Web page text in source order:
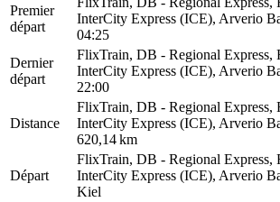
Premier
départ
InterCity Express (ICE), Arverio
04:25
Dernier
départ
FlixTrain, DB - Regional Express,
InterCity Express (ICE), Arverio
22:00
Distance
FlixTrain, DB - Regional Express,
InterCity Express (ICE), Arverio
620,14 km
Départ
FlixTrain, DB - Regional Express,
InterCity Express (ICE), Arverio
Kiel